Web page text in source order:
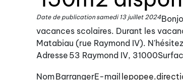
Date de publication samedi 13 juillet 2024
vacances scolaires. Durant les
Matabiau (rue Raymond IV).
Adresse 53 Raymond IV, 31000
NomBarrangerE-mail